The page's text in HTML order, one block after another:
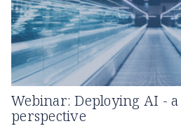
Webinar: Deploying AI -
perspective